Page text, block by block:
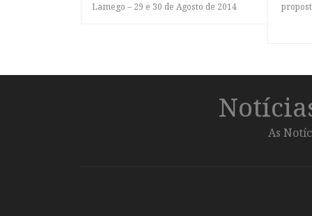
Lamego – 29 e 30 de Agosto de 2014
As